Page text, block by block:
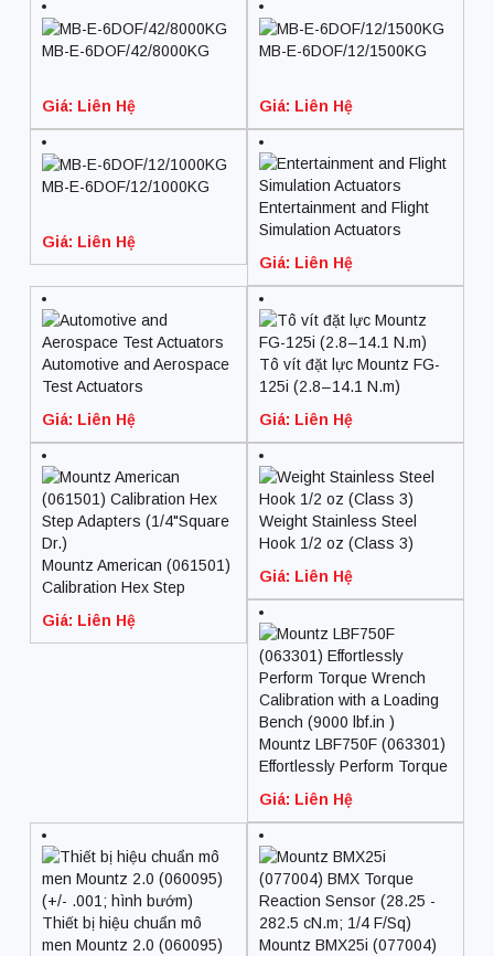
MB-E-6DOF/42/8000KG
Giá: Liên Hệ
MB-E-6DOF/12/1500KG
Giá: Liên Hệ
MB-E-6DOF/12/1000KG
Giá: Liên Hệ
Entertainment and Flight
Simulation Actuators
Giá: Liên Hệ
Automotive and Aerospace
Test Actuators
Giá: Liên Hệ
Tô vít đặt lực Mountz FG-
125i (2.8 – 14.1 N.m)
Giá: Liên Hệ
Mountz American (061501)
Calibration Hex Step
Giá: Liên Hệ
Weight Stainless Steel
Hook 1/2 oz (Class 3)
Giá: Liên Hệ
Mountz LBF750F (063301)
Effortlessly Perform Torque
Loading Bench (9000 lbf.in
)
Giá: Liên Hệ
Thiết bị hiệu chuẩn mô
men Mountz 2.0 (060095)
Mountz BMX25i (077004)